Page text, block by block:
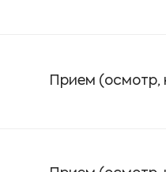
Прием (осмотр,